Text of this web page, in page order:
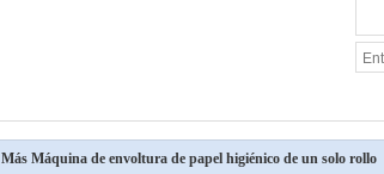
Más Máquina de envoltura de papel higiénico de un solo rollo